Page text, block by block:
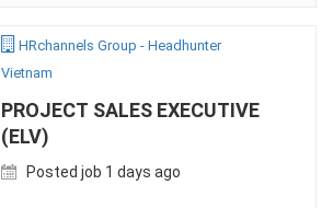
HRchannels Group - Headhunter
Vietnam
PROJECT SALES EXECUTIVE
(ELV)
Posted job 1 days ago